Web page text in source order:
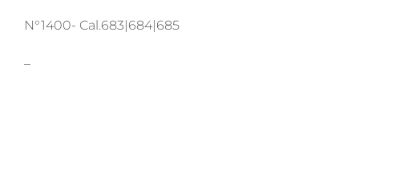
N°1400- Cal.683|684|685
–